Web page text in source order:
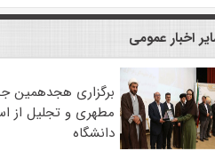
اخبار عمومی
برگزاری هجدهمین
مطهری و تجلیل از
دانشگاه